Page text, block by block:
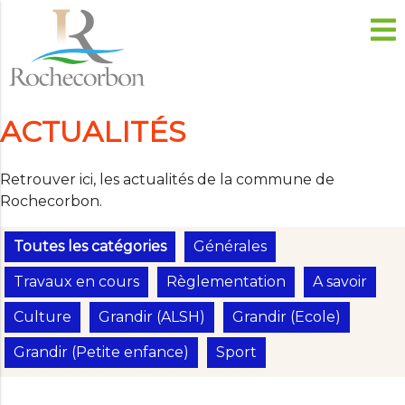
ACTUALITÉS
Retrouver ici, les actualités de la commune de
Rochecorbon.
Toutes les catégories Générales
Travaux en cours Règlementation A savoir
Culture Grandir (ALSH) Grandir (Ecole)
Grandir (Petite enfance) Sport